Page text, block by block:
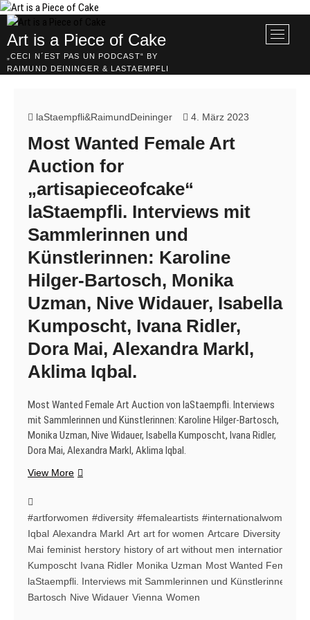
Skip
to
content
Art is a Piece of Cake
„CECI N´EST PAS UN PODCAST“ BY
RAIMUND DEININGER & LASTAEMPFLI
M
e
u
laStaempfli&RaimundDeininger 4. März 2023
Most Wanted Female Art
Auction for
„artisapieceofcake“
laStaempfli. Interviews mit
Sammlerinnen und
Künstlerinnen: Karoline
Hilger-Bartosch, Monika
Uzman, Nive Widauer, Isabella
Kumposcht, Ivana Ridler,
Dora Mai, Alexandra Markl,
Aklima Iqbal.
Most Wanted Female Art Auction von laStaempfli. Interviews
mit Sammlerinnen und Künstlerinnen: Karoline Hilger-Bartosch,
Monika Uzman, Nive Widauer, Isabella Kumposcht, Ivana Ridler,
Dora Mai, Alexandra Markl, Aklima Iqbal.
View MoreMost
Art
Auction
for
Interviews
mit
#artforwomen #diversity #femaleartists
Iqbal Alexandra Markl Art art for women Artcare Diversity
Mai feminist herstory history of art without men internationaler
Kumposcht Ivana Ridler Monika Uzman Most Wanted Female
laStaempfli. Interviews mit Sammlerinnen und Künstlerinnen:
Bartosch Nive Widauer Vienna Women